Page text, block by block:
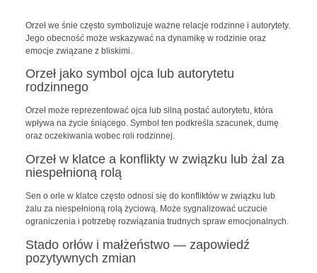
Orzeł we śnie często symbolizuje ważne relacje rodzinne i autorytety.
Jego obecność może wskazywać na dynamikę w rodzinie oraz
emocje związane z bliskimi.
Orzeł jako symbol ojca lub autorytetu
rodzinnego
Orzeł może reprezentować ojca lub silną postać autorytetu, która
wpływa na życie śniącego. Symbol ten podkreśla szacunek, dumę
oraz oczekiwania wobec roli rodzinnej.
Orzeł w klatce a konflikty w związku lub żal za
niespełnioną rolą
Sen o orle w klatce często odnosi się do konfliktów w związku lub
żalu za niespełnioną rolą życiową. Może sygnalizować uczucie
ograniczenia i potrzebę rozwiązania trudnych spraw emocjonalnych.
Stado orłów i małżeństwo — zapowiedź
pozytywnych zmian